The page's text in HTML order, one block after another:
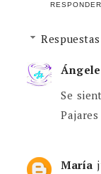
RESPONDER
Respuestas
Se
María